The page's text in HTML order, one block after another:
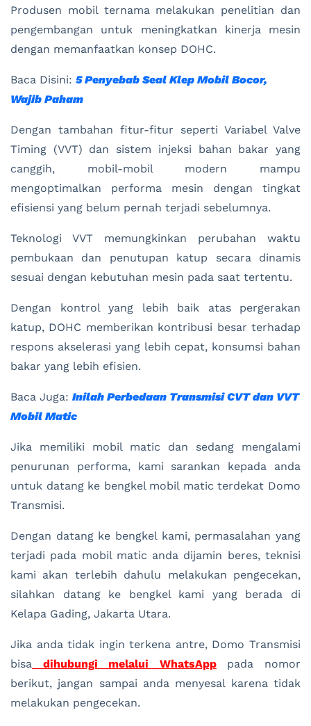
Produsen mobil ternama melakukan penelitian dan
pengembangan untuk meningkatkan kinerja mesin
dengan memanfaatkan konsep DOHC.
Baca Disini: 5 Penyebab Seal Klep Mobil Bocor,
Wajib Paham
Dengan tambahan fitur-fitur seperti Variabel Valve
Timing (VVT) dan sistem injeksi bahan bakar yang
canggih, mobil-mobil modern mampu
mengoptimalkan performa mesin dengan tingkat
efisiensi yang belum pernah terjadi sebelumnya.
Teknologi VVT memungkinkan perubahan waktu
pembukaan dan penutupan katup secara dinamis
sesuai dengan kebutuhan mesin pada saat tertentu.
Dengan kontrol yang lebih baik atas pergerakan
katup, DOHC memberikan kontribusi besar terhadap
respons akselerasi yang lebih cepat, konsumsi bahan
bakar yang lebih efisien.
Baca Juga: Inilah Perbedaan Transmisi CVT dan VVT
Mobil Matic
Jika memiliki mobil matic dan sedang mengalami
penurunan performa, kami sarankan kepada anda
untuk datang ke bengkel mobil matic terdekat Domo
Transmisi.
Dengan datang ke bengkel kami, permasalahan yang
terjadi pada mobil matic anda dijamin beres, teknisi
kami akan terlebih dahulu melakukan pengecekan,
silahkan datang ke bengkel kami yang berada di
Kelapa Gading, Jakarta Utara.
Jika anda tidak ingin terkena antre, Domo Transmisi
bisa dihubungi melalui WhatsApppada nomor
berikut, jangan sampai anda menyesal karena tidak
melakukan pengecekan.